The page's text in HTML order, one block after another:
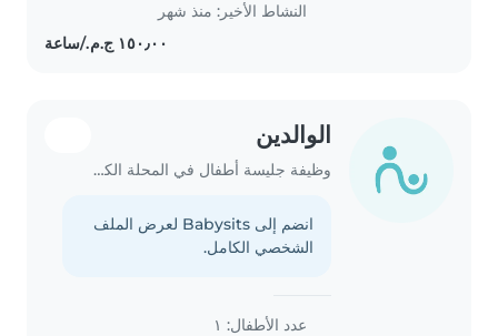
النشاط الأخير: منذ شهر
الوالدين
وظيفة جليسة أطفال في المحلة الكبرى
انضم إلى Babysits لعرض الملف
الشخصي الكامل.
عدد الأطفال: ١